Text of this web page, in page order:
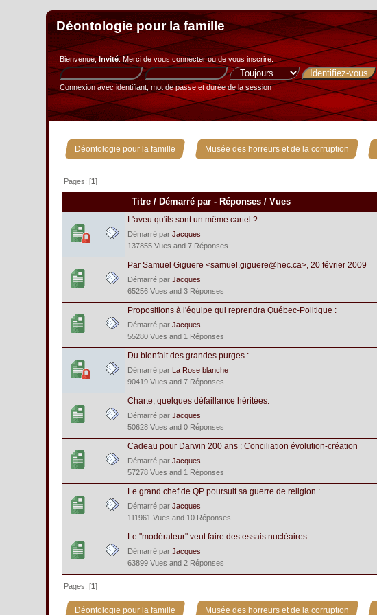
Déontologie pour la famille
Bienvenue,Invité. Merci devous connecterou devous inscrire.
Connexion avec identifiant, mot de passe et durée de la session
Déontologie pour la famille » Musée des horreurs et de la corruption »
Pages: [1]
Titre / Démarré par - Réponses /Vues
L'aveu qu'ils sont un même cartel ?
Démarré parJacques
137855 Vues and 7 Réponses
Par Samuel Giguere <samuel.giguere@hec.ca>, 20 février 2009
Démarré parJacques
65256 Vues and 3 Réponses
Propositions à l'équipe qui reprendra Québec-Politique :
Démarré parJacques
55280 Vues and 1 Réponses
Du bienfait des grandes purges :
Démarré par
La Rose blanche
90419 Vues and 7 Réponses
Charte, quelques défaillance héritées.
Démarré parJacques
50628 Vues and 0 Réponses
Cadeau pour Darwin 200 ans : Conciliation évolution-création
Démarré parJacques
57278 Vues and 1 Réponses
Le grand chef de QP poursuit sa guerre de religion :
Démarré parJacques
111961 Vues and 10 Réponses
Le "modérateur" veut faire des essais nucléaires...
Démarré parJacques
63899 Vues and 2 Réponses
Pages: [1]
Déontologie pour la famille » Musée des horreurs et de la corruption »